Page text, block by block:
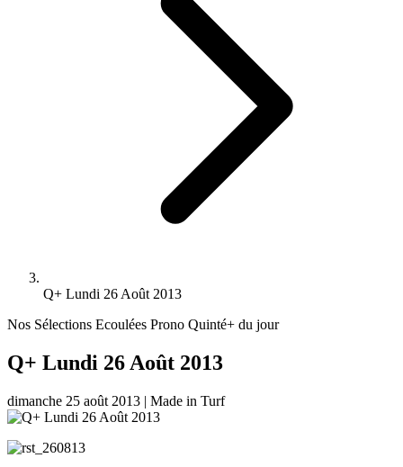
Q+ Lundi 26 Août 2013
Nos Sélections Ecoulées Prono Quinté+ du jour
Q+ Lundi 26 Août 2013
dimanche 25 août 2013 | Made in Turf